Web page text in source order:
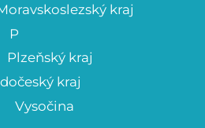
kraj
P
Plzeňský kraj
kraj
Vysočina